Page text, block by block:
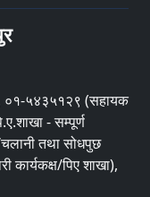
०१-५४३५१२९ (सहायक
- सम्पूर्ण
तथा सोधपुछ
पिए शाखा),